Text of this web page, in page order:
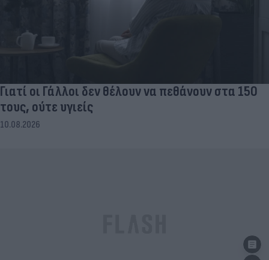
Γιατί οι Γάλλοι δεν θέλουν να πεθάνουν στα 150
τους, ούτε υγιείς
10.08.2026